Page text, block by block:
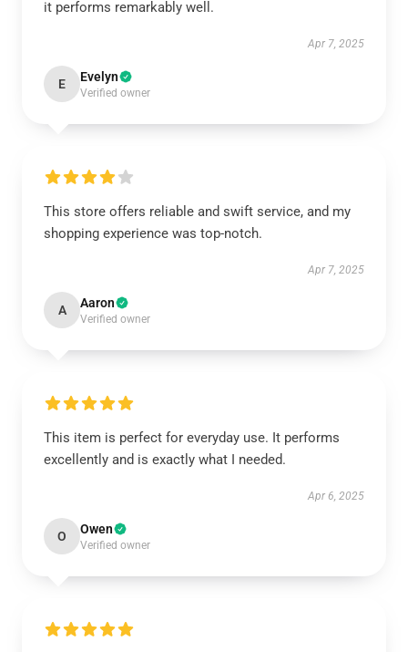
it performs remarkably well.
Apr 7, 2025
E Evelyn
Verified owner
This store offers reliable and swift service, and my
shopping experience was top-notch.
Apr 7, 2025
A Aaron
Verified owner
This item is perfect for everyday use. It performs
excellently and is exactly what I needed.
Apr 6, 2025
O Owen
Verified owner